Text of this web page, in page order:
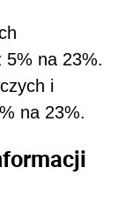
5% na 23%.
i
na 23%.